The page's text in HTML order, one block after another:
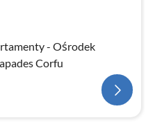
- Ośrodek
Corfu